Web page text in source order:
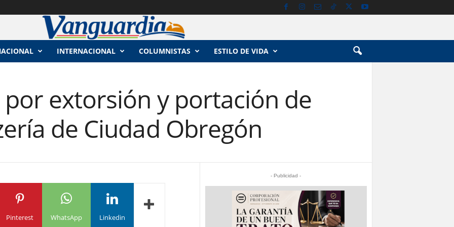
INTERNACIONAL COLUMNISTAS ESTILO DE VIDA
extorsión y portación de
de Ciudad Obregón
Pinterest WhatsApp Linkedin
- Publicidad -